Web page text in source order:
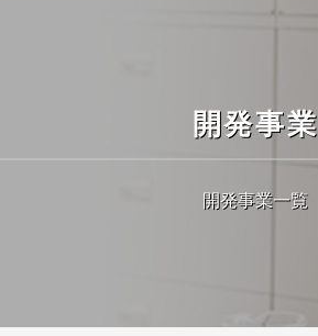
開発事業
開発事業一覧